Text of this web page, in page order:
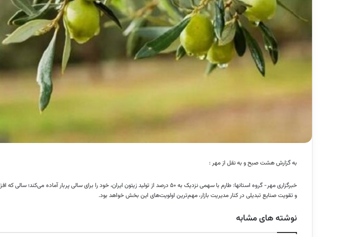
به گزارش هشت صبح و به نقل از مهر :
خبرگزاری مهر- گروه استانها: طارم با سهمی نزدیک به ۵۰ درصد از تولید زیتون ایران، خود را برای سالی پربار آماده
و تقویت صنایع تبدیلی در کنار مدیریت بازار، مهم‌ترین اولویت‌های این بخش خواهد بود.
نوشته های مشابه